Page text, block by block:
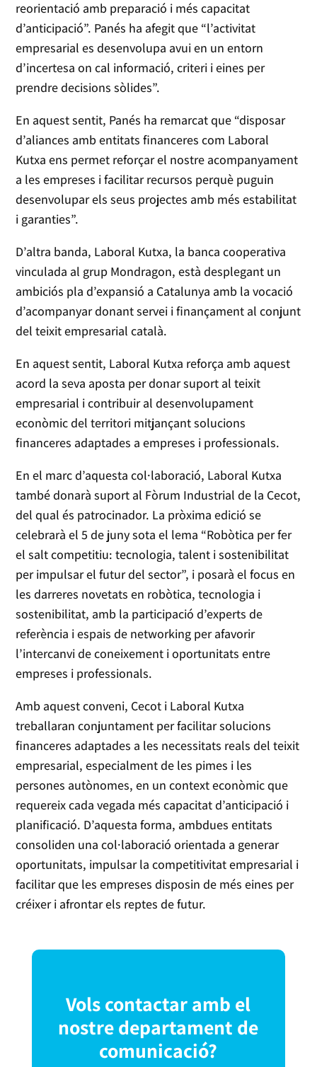
reorientació amb preparació i més capacitat
d’anticipació”. Panés ha afegit que “l’activitat
empresarial es desenvolupa avui en un entorn
d’incertesa on cal informació, criteri i eines per
prendre decisions sòlides”.
En aquest sentit, Panés ha remarcat que “disposar
d’aliances amb entitats financeres com Laboral
Kutxa ens permet reforçar el nostre acompanyament
a les empreses i facilitar recursos perquè puguin
desenvolupar els seus projectes amb més estabilitat
i garanties”.
D’altra banda, Laboral Kutxa, la banca cooperativa
vinculada al grup Mondragon, està desplegant un
ambiciós pla d’expansió a Catalunya amb la vocació
d’acompanyar donant servei i finançament al conjunt
del teixit empresarial català.
En aquest sentit, Laboral Kutxa reforça amb aquest
acord la seva aposta per donar suport al teixit
empresarial i contribuir al desenvolupament
econòmic del territori mitjançant solucions
financeres adaptades a empreses i professionals.
En el marc d’aquesta col·laboració, Laboral Kutxa
també donarà suport al Fòrum Industrial de la Cecot,
del qual és patrocinador. La pròxima edició se
celebrarà el 5 de juny sota el lema “Robòtica per fer
el salt competitiu: tecnologia, talent i sostenibilitat
per impulsar el futur del sector”, i posarà el focus en
les darreres novetats en robòtica, tecnologia i
sostenibilitat, amb la participació d’experts de
referència i espais de networking per afavorir
l’intercanvi de coneixement i oportunitats entre
empreses i professionals.
Amb aquest conveni, Cecot i Laboral Kutxa
treballaran conjuntament per facilitar solucions
financeres adaptades a les necessitats reals del teixit
empresarial, especialment de les pimes i les
persones autònomes, en un context econòmic que
requereix cada vegada més capacitat d’anticipació i
planificació. D’aquesta forma, ambdues entitats
consoliden una col·laboració orientada a generar
oportunitats, impulsar la competitivitat empresarial i
facilitar que les empreses disposin de més eines per
créixer i afrontar els reptes de futur.
Vols contactar amb el
nostre departament de
comunicació?